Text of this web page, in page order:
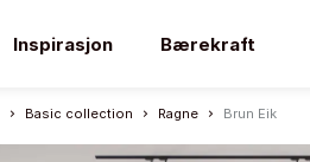
Inspirasjon Bærekraft
Basic collection Ragne Brun Eik